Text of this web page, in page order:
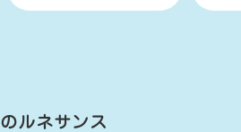
ルネサンス